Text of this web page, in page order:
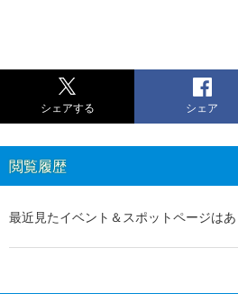
シェアする シェア
閲覧履歴
最近見たイベント＆スポットページはあ